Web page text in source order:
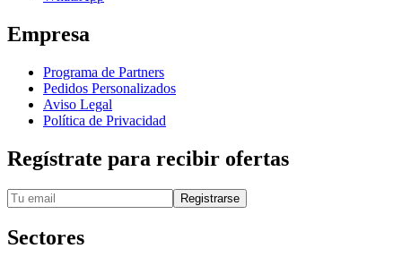
Empresa
Programa de Partners
Pedidos Personalizados
Aviso Legal
Política de Privacidad
Regístrate para recibir ofertas
Registrarse
Sectores